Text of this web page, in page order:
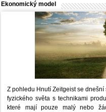
Ekonomický model
Z pohledu Hnutí Zeitgeist se
fyzického světa s technikami
které mají pouze malý nebo